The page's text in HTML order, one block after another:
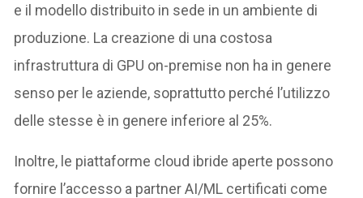
e il modello distribuito in sede in un ambiente di
produzione. La creazione di una costosa
infrastruttura di GPU on-premise non ha in genere
senso per le aziende, soprattutto perché l’utilizzo
delle stesse è in genere inferiore al 25%.
Inoltre, le piattaforme cloud ibride aperte possono
fornire l’accesso a partner AI/ML certificati come